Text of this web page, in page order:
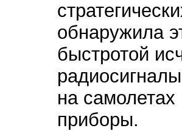
обнаружила
быстротой
на
приборы.